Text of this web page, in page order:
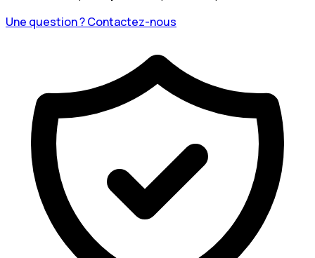
Une question ? Contactez-nous